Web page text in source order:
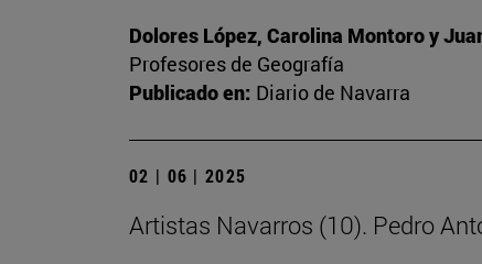
Dolores López, Carolina Montoro y
Profesores de Geografía
Publicado en: Diario de Navarra
02 | 06 | 2025
Artistas Navarros (10). Pedro